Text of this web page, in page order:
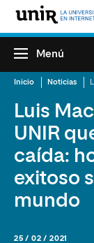
Menú
Inicio Noticias
Luis
UNIR
caída:
exitoso
mundo
25 / 02 / 2021